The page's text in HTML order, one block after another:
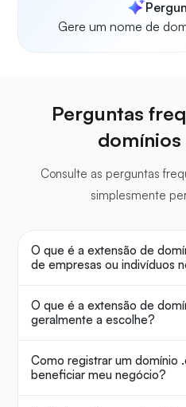
Gere um nome de
Perguntas
Consulte as perguntas
simplesmente
O que é a extensão de
de empresas ou indivíduos
O que é a extensão de
geralmente a escolhe?
Como registrar um domínio
beneficiar meu negócio?